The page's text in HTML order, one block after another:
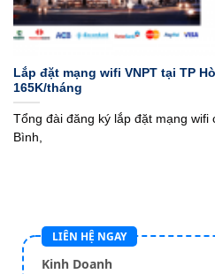
Lắp đặt mạng wifi VNPT tại TP
165K/tháng
Tổng đài đăng ký lắp đặt mạng wifi
Bình,
LIÊN HỆ NGAY
Kinh Doanh